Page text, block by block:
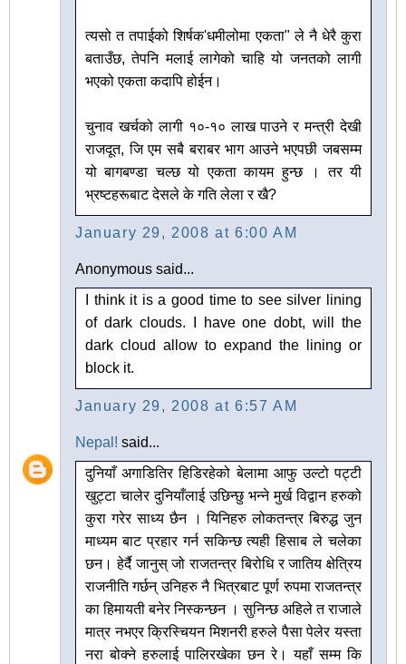
त्यसो त तपाईको शिर्षक'धमीलोमा एकता" ले नै धेरै कुरा
बताउँछ, तेपनि मलाई लागेको चाहि यो जनतको लागी
भएको एकता कदापि होईन।
चुनाव खर्चको लागी १०-१० लाख पाउने र मन्त्री देखी
राजदूत, जि एम सबै बराबर भाग आउने भएपछी जबसम्म
यो बागबण्डा चल्छ यो एकता कायम हुन्छ । तर यी
भ्रष्टहरूबाट देसले के गति लेला र खै?
January 29, 2008 at 6:00 AM
Anonymous said...
I think it is a good time to see silver lining
of dark clouds. I have one dobt, will the
dark cloud allow to expand the lining or
block it.
January 29, 2008 at 6:57 AM
Nepal! said...
दुनियाँ अगाडितिर हिडिरहेको बेलामा आफु उल्टो पट्टी
खुट्टा चालेर दुनियाँलाई उछिन्छु भन्ने मुर्ख विद्वान हरुको
कुरा गरेर साध्य छैन । यिनिहरु लोकतन्त्र बिरुद्ध जुन
माध्यम बाट प्रहार गर्न सकिन्छ त्यही हिसाब ले चलेका
छन। हेर्दै जानुस् जो राजतन्त्र बिरोधि र जातिय क्षेत्रिय
राजनीति गर्छन् उनिहरु नै भित्रबाट पूर्ण रुपमा राजतन्त्र
का हिमायती बनेर निस्कन्छन । सुनिन्छ अहिले त राजाले
मात्र नभएर क्रिस्चियन मिशनरी हरुले पैसा पेलेर यस्ता
नरा बोक्ने हरुलाई पालिरखेका छन रे। यहाँ सम्म कि